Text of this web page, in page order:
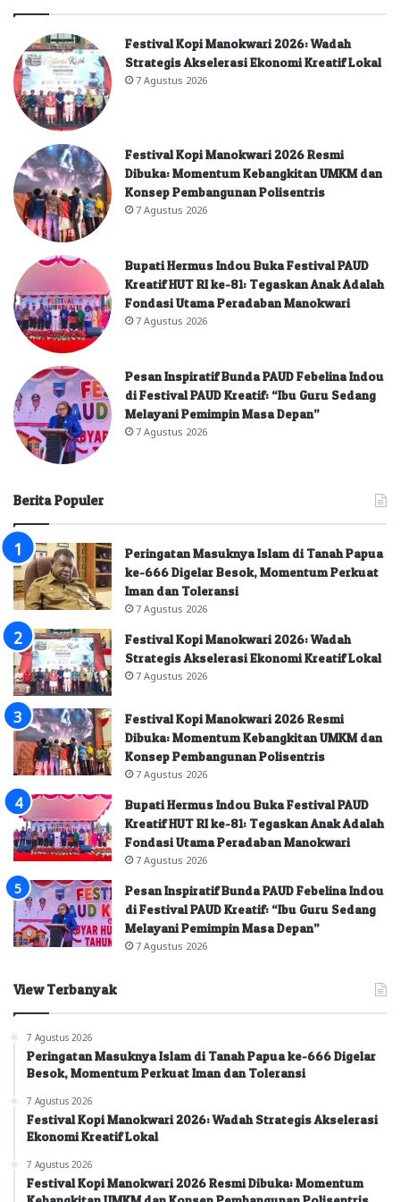
Festival Kopi Manokwari 2026: Wadah
Strategis Akselerasi Ekonomi Kreatif Lokal
7 Agustus 2026
Festival Kopi Manokwari 2026 Resmi
Dibuka: Momentum Kebangkitan UMKM dan
Konsep Pembangunan Polisentris
7 Agustus 2026
Bupati Hermus Indou Buka Festival PAUD
Kreatif HUT RI ke-81: Tegaskan Anak Adalah
Fondasi Utama Peradaban Manokwari
7 Agustus 2026
Pesan Inspiratif Bunda PAUD Febelina Indou
di Festival PAUD Kreatif: “Ibu Guru Sedang
Melayani Pemimpin Masa Depan”
7 Agustus 2026
Berita Populer
Peringatan Masuknya Islam di Tanah Papua
ke-666 Digelar Besok, Momentum Perkuat
Iman dan Toleransi
7 Agustus 2026
Festival Kopi Manokwari 2026: Wadah
Strategis Akselerasi Ekonomi Kreatif Lokal
7 Agustus 2026
Festival Kopi Manokwari 2026 Resmi
Dibuka: Momentum Kebangkitan UMKM dan
Konsep Pembangunan Polisentris
7 Agustus 2026
Bupati Hermus Indou Buka Festival PAUD
Kreatif HUT RI ke-81: Tegaskan Anak Adalah
Fondasi Utama Peradaban Manokwari
7 Agustus 2026
Pesan Inspiratif Bunda PAUD Febelina Indou
di Festival PAUD Kreatif: “Ibu Guru Sedang
Melayani Pemimpin Masa Depan”
7 Agustus 2026
View Terbanyak
7 Agustus 2026
Peringatan Masuknya Islam di Tanah Papua ke-666 Digelar
Besok, Momentum Perkuat Iman dan Toleransi
7 Agustus 2026
Festival Kopi Manokwari 2026: Wadah Strategis Akselerasi
Ekonomi Kreatif Lokal
7 Agustus 2026
Festival Kopi Manokwari 2026 Resmi Dibuka: Momentum